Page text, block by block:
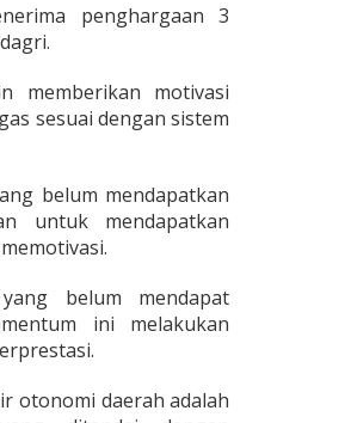
penghargaan 3
memberikan motivasi
sesuai dengan sistem
belum mendapatkan
untuk mendapatkan
belum mendapat
ini melakukan
otonomi daerah adalah